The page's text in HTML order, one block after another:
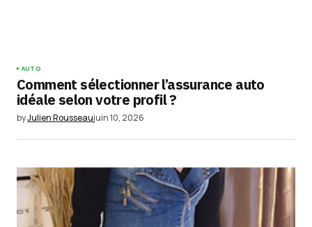
Your E-mail*
site dans le navigateur pour mon prochain
Submit Comment
AUTO
Comment sélectionner l’assurance auto
idéale selon votre profil ?
byJulien Rousseaujuin 10, 2026